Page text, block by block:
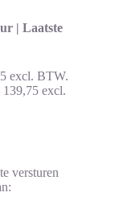
| Laatste
excl. BTW.
139,75 excl.
versturen